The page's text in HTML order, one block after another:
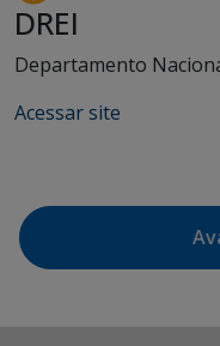
DREI
Departamento
Acessar site